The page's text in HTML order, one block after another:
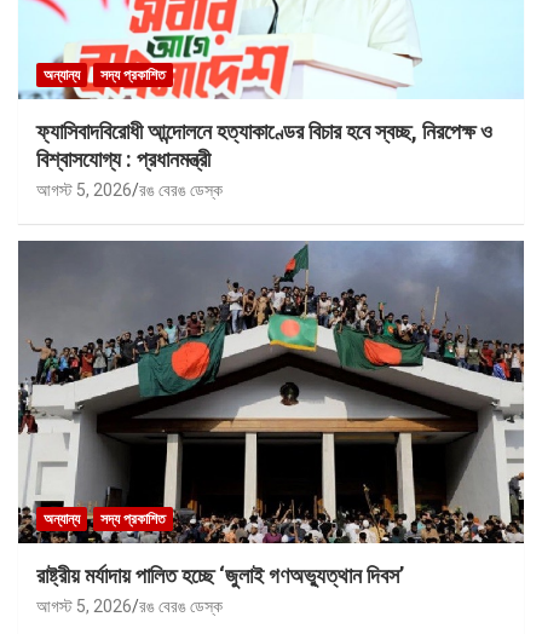
অন্যান্য সদ্য প্রকাশিত
ফ্যাসিবাদবিরোধী আন্দোলনে হত্যাকাণ্ডের বিচার হবে স্বচ্ছ, নিরপেক্ষ ও
বিশ্বাসযোগ্য : প্রধানমন্ত্রী
আগস্ট 5, 2026 রঙ বেরঙ ডেস্ক
অন্যান্য সদ্য প্রকাশিত
রাষ্ট্রীয় মর্যাদায় পালিত হচ্ছে ‘জুলাই গণঅভ্যুত্থান দিবস’
আগস্ট 5, 2026 রঙ বেরঙ ডেস্ক